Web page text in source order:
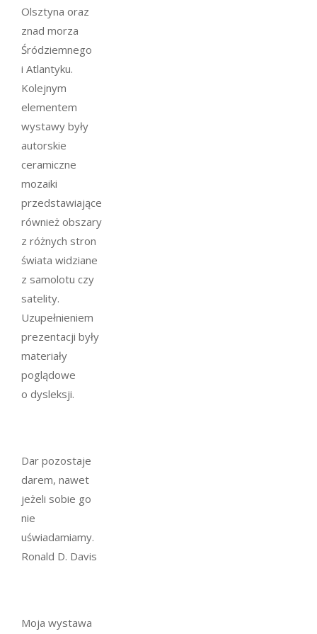
Olsztyna oraz
znad morza
Śródziemnego
i Atlantyku.
Kolejnym
elementem
wystawy były
autorskie
ceramiczne
mozaiki
przedstawiające
również obszary
z różnych stron
świata widziane
z samolotu czy
satelity.
Uzupełnieniem
prezentacji były
materiały
poglądowe
o dysleksji.
Dar pozostaje
darem, nawet
jeżeli sobie go
nie
uświadamiamy.
Ronald D. Davis
Moja wystawa